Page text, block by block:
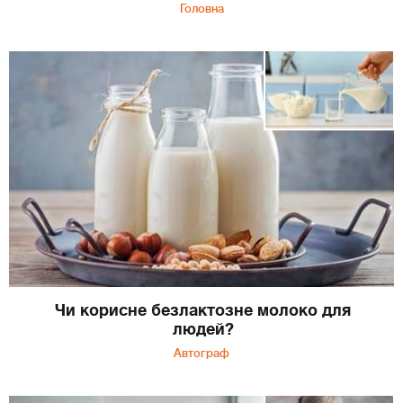
Головна
Чи корисне безлактозне молоко для
людей?
Автограф